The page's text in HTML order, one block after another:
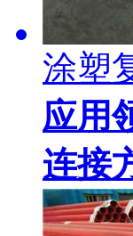
涂塑
应用
连接